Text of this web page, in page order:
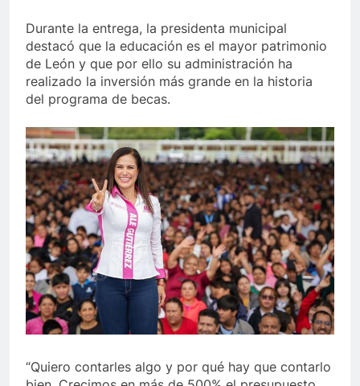
Durante la entrega, la presidenta municipal
destacó que la educación es el mayor patrimonio
de León y que por ello su administración ha
realizado la inversión más grande en la historia
del programa de becas.
“Quiero contarles algo y por qué hay que contarlo